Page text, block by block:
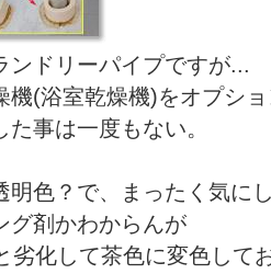
ンドリーパイプですが...
機(浴室乾燥機)をオプシ
事は一度もない。
明色？で、まったく気に
グ剤かわからんが
劣化して茶色に変色し